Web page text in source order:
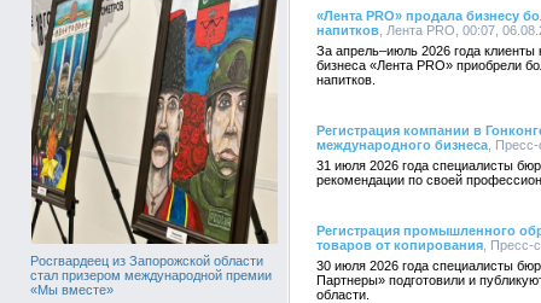
Росгвардеец из Запорожской области
стал призером международной премии
«Мы вместе»
«Лента PRO» продала бизнесу
напитков , Лента PRO, 00:07,
За апрель–июль 2026 года клиенты
бизнеса «Лента PRO» приобрели
напитков.
Регистрация компании в
международного бизнеса ,
31 июля 2026 года специалисты
рекомендации по своей
Регистрация промышленного
товаров от копирования ,
30 июля 2026 года специалисты
Партнеры» подготовили и
области.